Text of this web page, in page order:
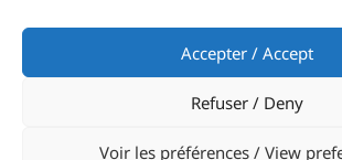
Accepter / Accept
Refuser / Deny
Voir les préférences / View